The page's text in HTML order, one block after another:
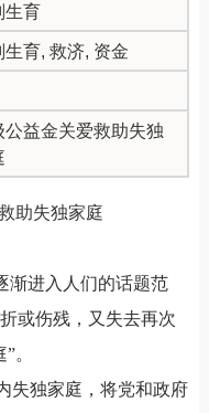
生育
生育, 救济, 资金
公益金关爱救助失独
助失独家庭
渐进入人们的话题范
或伤残，又失去再次
。
失独家庭，将党和政府